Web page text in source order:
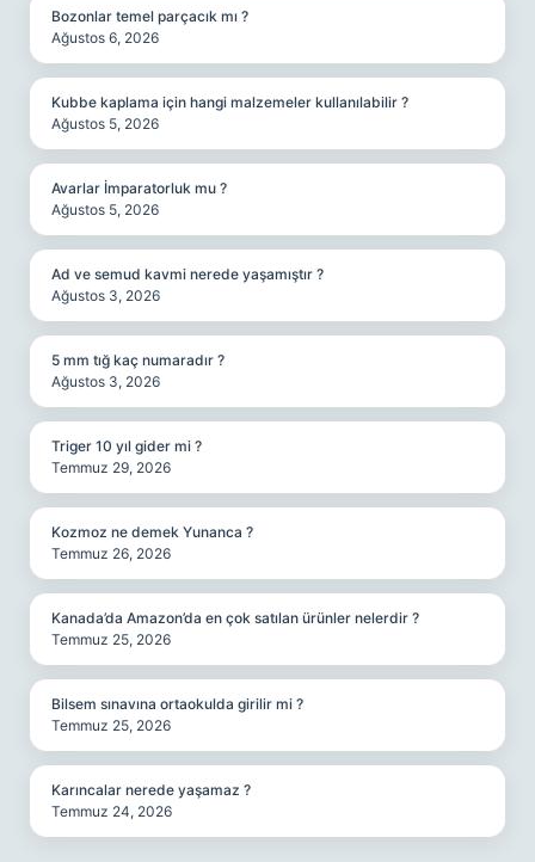
Bozonlar temel parçacık mı ?
Ağustos 6, 2026
Kubbe kaplama için hangi malzemeler kullanılabilir ?
Ağustos 5, 2026
Avarlar İmparatorluk mu ?
Ağustos 5, 2026
Ad ve semud kavmi nerede yaşamıştır ?
Ağustos 3, 2026
5 mm tığ kaç numaradır ?
Ağustos 3, 2026
Triger 10 yıl gider mi ?
Temmuz 29, 2026
Kozmoz ne demek Yunanca ?
Temmuz 26, 2026
Kanada’da Amazon’da en çok satılan ürünler nelerdir ?
Temmuz 25, 2026
Bilsem sınavına ortaokulda girilir mi ?
Temmuz 25, 2026
Karıncalar nerede yaşamaz ?
Temmuz 24, 2026